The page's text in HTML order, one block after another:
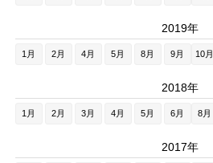
2019年
1月 2月 4月 5月 8月 9月 10月
2018年
1月 2月 3月 4月 5月 6月 8月
2017年